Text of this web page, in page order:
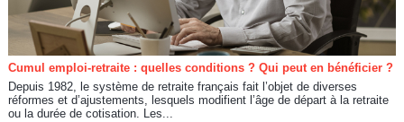
Cumul emploi-retraite : quelles conditions ? Qui peut en bénéficier ?
Depuis 1982, le système de retraite français fait l’objet de diverses
réformes et d’ajustements, lesquels modifient l’âge de départ à la retraite
ou la durée de cotisation. Les...